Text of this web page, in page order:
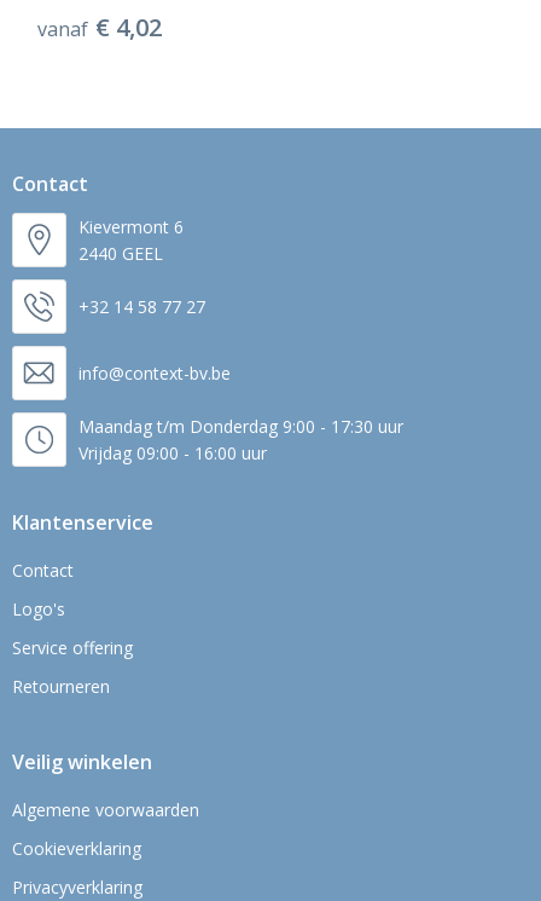
vanaf € 4,02
Contact
Kievermont 6
2440 GEEL
+32 14 58 77 27
info@context-bv.be
Maandag t/m Donderdag 9:00 - 17:30 uur
Vrijdag 09:00 - 16:00 uur
Klantenservice
Contact
Logo's
Service offering
Retourneren
Veilig winkelen
Algemene voorwaarden
Cookieverklaring
Privacyverklaring